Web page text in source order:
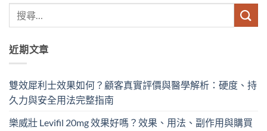
近期文章
雙效犀利士效果如何？顧客真實評價與醫學解析：硬度、持
久力與安全用法完整指南
樂威壯 Levifil 20mg 效果好嗎？效果、用法、副作用與購買